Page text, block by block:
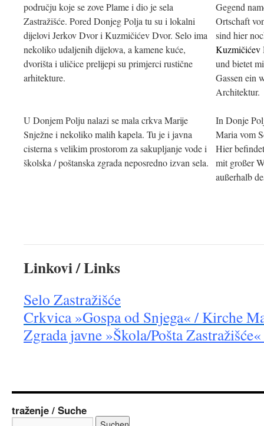
području koje se zove Plame i dio je sela
Zastražišće. Pored Donjeg Polja tu su i lokalni
dijelovi Jerkov Dvor i Kuzmičićev Dvor. Selo ima
nekoliko udaljenih dijelova, a kamene kuće,
dvorišta i uličice prelijepi su primjerci rustične
arhitekture.
Gegend
Ortschaft
sind hier
Kuzmičićev
und bietet
Gassen ein
Architektur.
U Donjem Polju nalazi se mala crkva Marije
Snježne i nekoliko malih kapela. Tu je i javna
cisterna s velikim prostorom za sakupljanje vode i
školska / poštanska zgrada neposredno izvan sela.
In Donje
Maria vom
Hier
mit großer
außerhalb
Linkovi / Links
Selo Zastražišće
Crkvica »Gospa od Snjega« / Kirche
Zgrada javne »Škola/Pošta
traženje / Suche